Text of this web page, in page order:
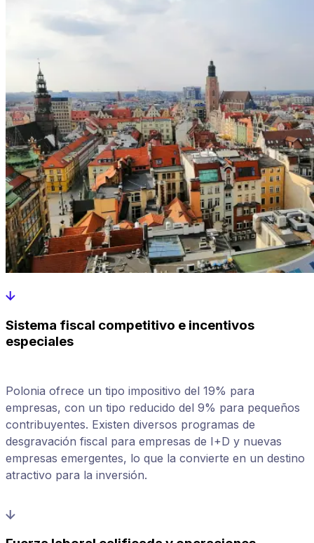
Sistema fiscal competitivo e incentivos
especiales
Polonia ofrece un tipo impositivo del 19% para
empresas, con un tipo reducido del 9% para pequeños
contribuyentes. Existen diversos programas de
desgravación fiscal para empresas de I+D y nuevas
empresas emergentes, lo que la convierte en un destino
atractivo para la inversión.